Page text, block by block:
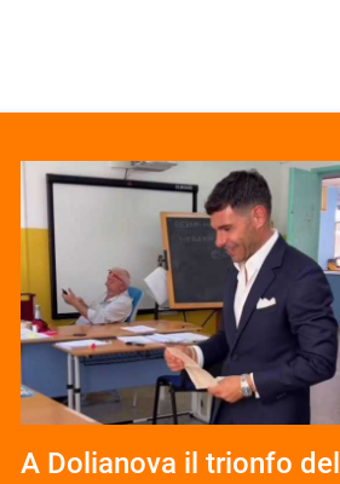
A Dolianova il trionfo del